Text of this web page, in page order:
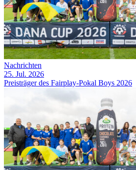
Nachrichten
25. Jul. 2026
Preisträger des Fairplay-Pokal Boys 2026